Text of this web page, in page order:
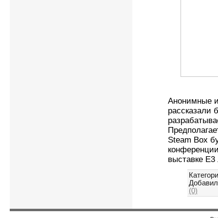
Анонимные
рассказали
Steam Box
выставке
(0)